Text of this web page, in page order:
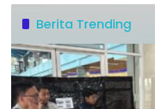
Berita Trending